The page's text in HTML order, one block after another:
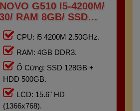
G510 I5-4200M/
RAM 8GB/ SSD
500GB/ 15.6" HD
CPU: i5 4200M 2.50GHz.
RAM: 4GB DDR3.
Ổ Cứng: SSD 128GB +
HDD 500GB.
LCD: 15.6" HD
(1366x768).